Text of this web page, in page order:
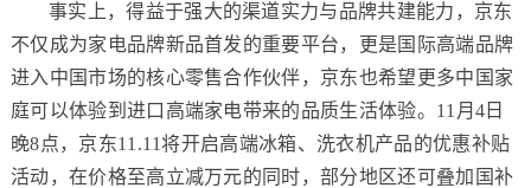
事实上，得益于强大的渠道实力与品牌共建能力，京东
不仅成为家电品牌新品首发的重要平台，更是国际高端品牌
进入中国市场的核心零售合作伙伴，京东也希望更多中国家
庭可以体验到进口高端家电带来的品质生活体验。11月4日
晚8点，京东11.11将开启高端冰箱、洗衣机产品的优惠补贴
活动，在价格至高立减万元的同时，部分地区还可叠加国补